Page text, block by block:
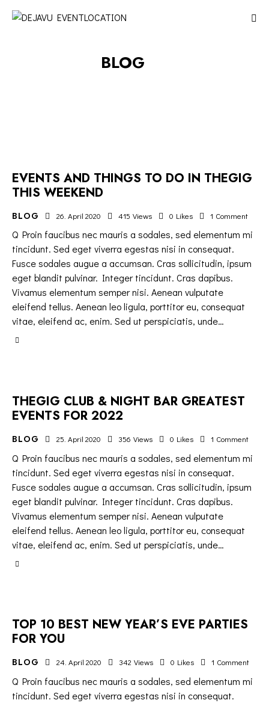
BLOG
EVENTS AND THINGS TO DO IN THEGIG
THIS WEEKEND
BLOG 26. April 2020 415 Views 0 Likes 1 Comment
Q Proin faucibus nec mauris a sodales, sed elementum mi
tincidunt. Sed eget viverra egestas nisi in consequat.
Fusce sodales augue a accumsan. Cras sollicitudin, ipsum
eget blandit pulvinar. Integer tincidunt. Cras dapibus.
Vivamus elementum semper nisi. Aenean vulputate
eleifend tellus. Aenean leo ligula, porttitor eu, consequat
vitae, eleifend ac, enim. Sed ut perspiciatis, unde…
THEGIG CLUB & NIGHT BAR GREATEST
EVENTS FOR 2022
BLOG 25. April 2020 356 Views 0 Likes 1 Comment
Q Proin faucibus nec mauris a sodales, sed elementum mi
tincidunt. Sed eget viverra egestas nisi in consequat.
Fusce sodales augue a accumsan. Cras sollicitudin, ipsum
eget blandit pulvinar. Integer tincidunt. Cras dapibus.
Vivamus elementum semper nisi. Aenean vulputate
eleifend tellus. Aenean leo ligula, porttitor eu, consequat
vitae, eleifend ac, enim. Sed ut perspiciatis, unde…
TOP 10 BEST NEW YEAR’S EVE PARTIES
FOR YOU
BLOG 24. April 2020 342 Views 0 Likes 1 Comment
Q Proin faucibus nec mauris a sodales, sed elementum mi
tincidunt. Sed eget viverra egestas nisi in consequat.